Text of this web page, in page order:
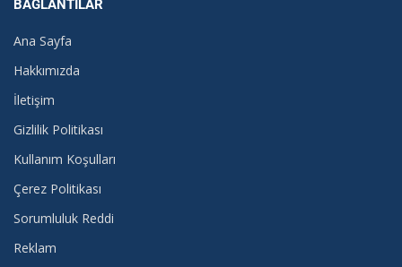
BAĞLANTILAR
Ana Sayfa
Hakkımızda
İletişim
Gizlilik Politikası
Kullanım Koşulları
Çerez Politikası
Sorumluluk Reddi
Reklam